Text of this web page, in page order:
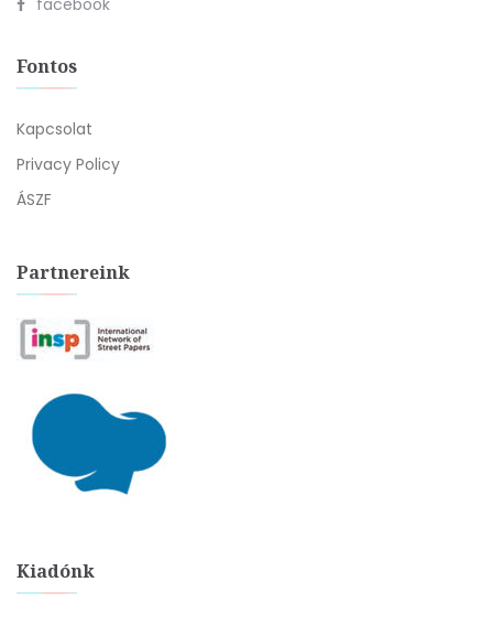
facebook
Fontos
Kapcsolat
Privacy Policy
ÁSZF
Partnereink
Kiadónk